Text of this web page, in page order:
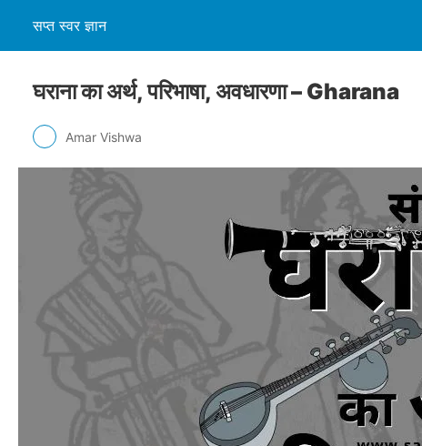
सप्त स्वर ज्ञान
घराना का अर्थ, परिभाषा, अवधारणा – Gharana
Amar Vishwa